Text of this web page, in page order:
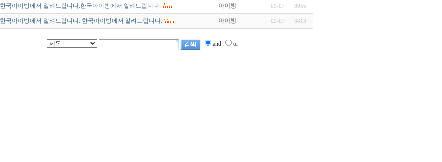
한국아이방에서 알려드립니다.한국아이방에서 알려드립니다. 아이방 09-07 3955
한국아이방에서 알려드립니다. 한국아이방에서 알려드립니다. 아이방 09-07 3813
and or